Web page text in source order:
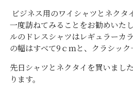
ビジネス用のワイシャツとネクタ
一度訪ねてみることをお勧めいた
ルのドレスシャツはレギュラーカ
の幅はすべて9ｃｍと、クラシック
先日シャツとネクタイを買いまし
ります。